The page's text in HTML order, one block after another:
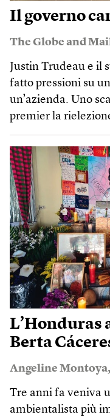
Il governo
The Globe and
Justin Trudeau e il
fatto pressioni su
un’azienda. Uno
premier la
L’Honduras
Berta
Angeline Montoya,
Tre anni fa veniva
ambientalista più